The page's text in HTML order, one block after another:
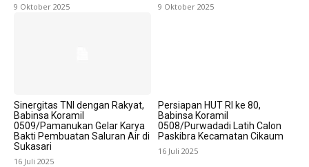
9 Oktober 2025 9 Oktober 2025
Sinergitas TNI dengan Rakyat,
Babinsa Koramil
0509/Pamanukan Gelar Karya
Bakti Pembuatan Saluran Air di
Sukasari
16 Juli 2025
Persiapan HUT RI ke 80,
Babinsa Koramil
0508/Purwadadi Latih Calon
Paskibra Kecamatan Cikaum
16 Juli 2025